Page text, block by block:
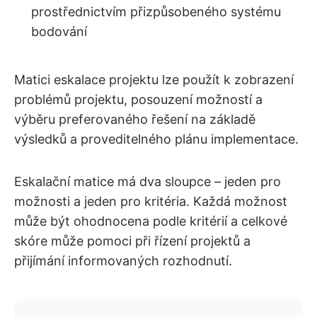
prostřednictvím přizpůsobeného systému
bodování
Matici eskalace projektu lze použít k zobrazení
problémů projektu, posouzení možností a
výběru preferovaného řešení na základě
výsledků a proveditelného plánu implementace.
Eskalační matice má dva sloupce – jeden pro
možnosti a jeden pro kritéria. Každá možnost
může být ohodnocena podle kritérií a celkové
skóre může pomoci při řízení projektů a
přijímání informovaných rozhodnutí.